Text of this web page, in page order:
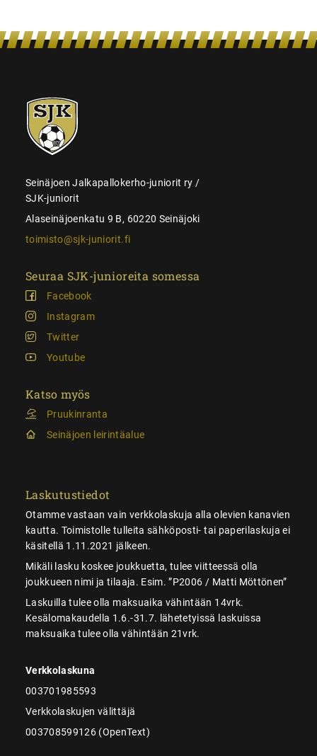
SJK-
juniorit
Seinäjoen Jalkapallokerho-juniorit ry /
SJK-juniorit
Alaseinäjoenkatu 9 B, 60220 Seinäjoki
toimisto@sjk-juniorit.fi
Seuraa SJK-junioreita somessa
Facebook
Instagram
Twitter
Youtube
Katso myös
Pruukinranta
Seinäjoen leirintäalue
Laskutustiedot
Otamme vastaan vain verkkolaskuja alla olevien kanavien
kautta. Toimistolle tulleita sähköposti- tai paperilaskuja ei
käsitellä 1.11.2021 jälkeen.
Mikäli lasku koskee joukkuetta, tulee viitteessä olla
joukkueen nimi ja tilaaja. Esim. ”P2006 / Matti Möttönen”
Laskuilla tulee olla maksuaika vähintään 14vrk.
Kesälomakaudella 1.6.-31.7. lähetetyissä laskuissa
maksuaika tulee olla vähintään 21vrk.
Verkkolaskuna
003701985593
Verkkolaskujen välittäjä
003708599126 (OpenText)